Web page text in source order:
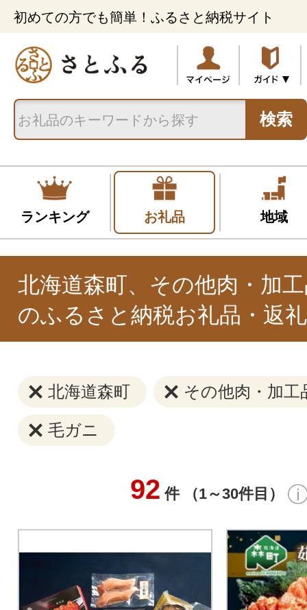
初めての方でも簡単！ふるさと納税サイト
検索
ランキング お礼品 地域
北海道森町、その他肉・加
のふるさと納税お礼品・返
北海道森町 その他肉・加工
毛ガニ
92 件 （1～30件目）